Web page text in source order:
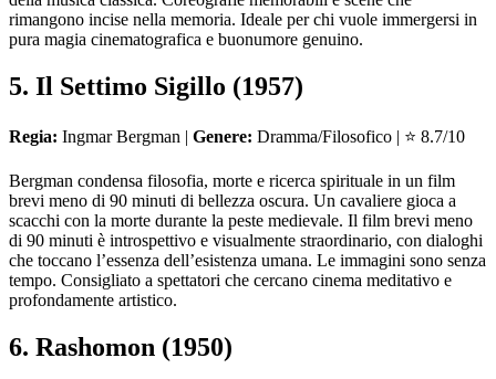
rimangono incise nella memoria. Ideale per chi vuole immergersi in
pura magia cinematografica e buonumore genuino.
5. Il Settimo Sigillo (1957)
Regia: Ingmar Bergman | Genere: Dramma/Filosofico | ⭐ 8.7/10
Bergman condensa filosofia, morte e ricerca spirituale in un film
brevi meno di 90 minuti di bellezza oscura. Un cavaliere gioca a
scacchi con la morte durante la peste medievale. Il film brevi meno
di 90 minuti è introspettivo e visualmente straordinario, con dialoghi
che toccano l’essenza dell’esistenza umana. Le immagini sono senza
tempo. Consigliato a spettatori che cercano cinema meditativo e
profondamente artistico.
6. Rashomon (1950)